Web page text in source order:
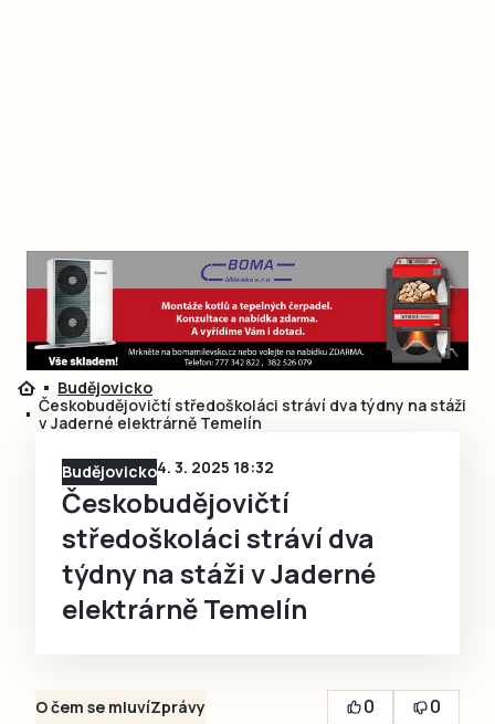
Budějovicko
Českobudějovičtí středoškoláci stráví dva týdny na stáži
v Jaderné elektrárně Temelín
Budějovicko4. 3. 2025 18:32
Českobudějovičtí
středoškoláci stráví dva
týdny na stáži v Jaderné
elektrárně Temelín
O čem se mluvíZprávy 0
0